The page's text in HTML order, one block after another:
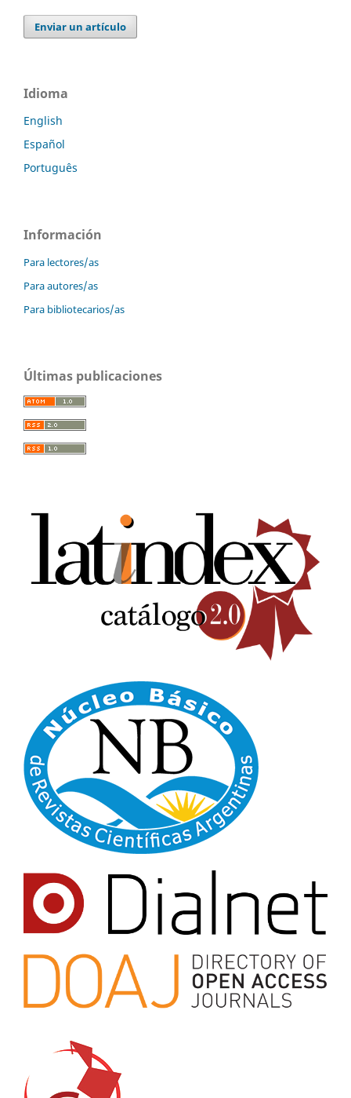
Enviar un artículo
Idioma
English
Español
Português
Información
Para lectores/as
Para autores/as
Para bibliotecarios/as
Últimas publicaciones